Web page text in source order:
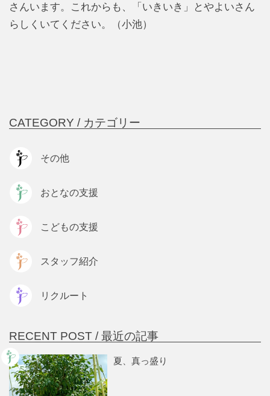
さんいます。これからも、「いきいき」とやよいさん
らしくいてください。（小池）
CATEGORY / カテゴリー
その他
おとなの支援
こどもの支援
スタッフ紹介
リクルート
RECENT POST /最近の記事
夏、真っ盛り